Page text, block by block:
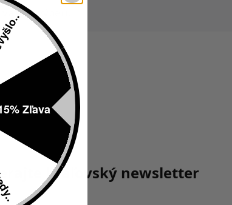
výberu.
kráľovský newsletter
Zľava